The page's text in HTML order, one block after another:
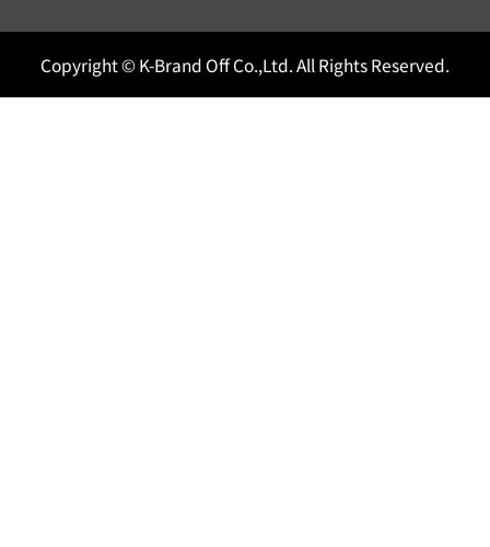
Copyright © K-Brand Off Co.,Ltd. All Rights Reserved.